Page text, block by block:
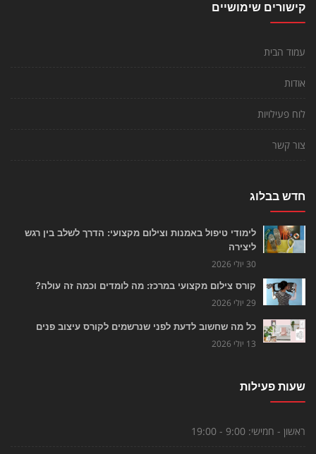
קישורים שימושיים
עמוד הבית
אודות
לוח פעילויות
צור קשר
חדש בבלוג
לימודי טיפול באמנות וצילום מקצועי: הדרך לשלב בין רגש
ליצירה
30 יולי 2026
קורס צילום מקצועי במרכז: מה לומדים וכמה זה עולה?
29 יולי 2026
כל מה שחשוב לדעת לפני שנרשמים לקורס עיצוב פנים
13 יולי 2026
שעות פעילות
ראשון - חמישי: 9:00 - 19:00